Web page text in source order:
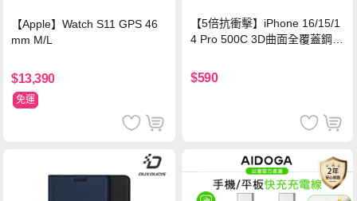
【Apple】Watch S11 GPS 46
mm M/L
$13,390
免運
【5倍抗衝擊】iPhone 16/15/1
4 Pro 500C 3D曲面全覆蓋鋼化
保護貼
$590